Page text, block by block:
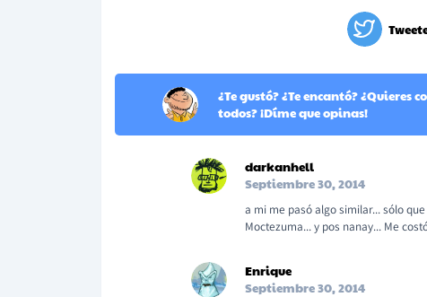
¿Te gustó? ¿Te encantó? ¿Quieres
todos? ¡Díme que opinas!
darkanhell
Septiembre 30, 2014
a mi me pasó algo similar... sólo
Moctezuma... y pos nanay... Me
Enrique
Septiembre 30, 2014